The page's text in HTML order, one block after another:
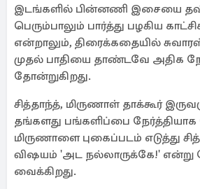
இடங்களில் பின்னணி இசையை
பெரும்பாலும் பார்த்து பழகிய
என்றாலும், திரைக்கதையில்
முதல் பாதியை தாண்டவே அதிக
தோன்றுகிறது.
சித்தாந்த், மிருணாள் தாக்கூர்
தங்களது பங்களிப்பை
மிருணாளை புகைப்படம் எடுத்து
விஷயம் 'அட நல்லாருக்கே!'
வைக்கிறது.